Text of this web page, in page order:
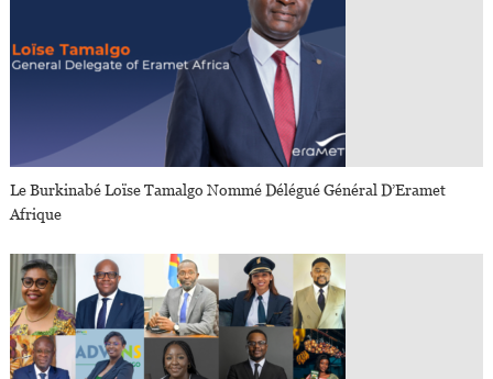
Le Burkinabé Loïse Tamalgo Nommé Délégué Général D’Eramet
Afrique